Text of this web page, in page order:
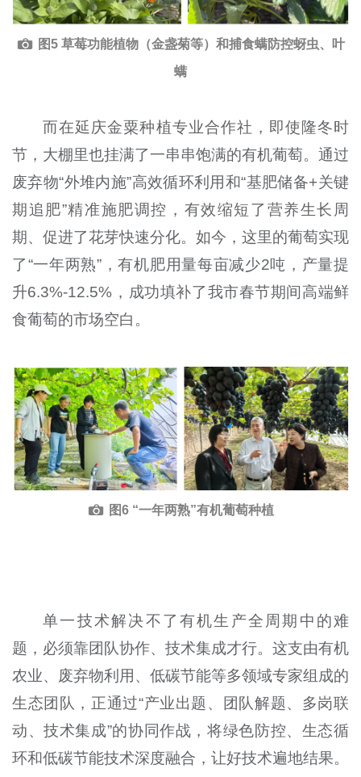
图5 草莓功能植物（金盏菊等）和捕食螨防控蚜虫、叶
螨
而在延庆金粟种植专业合作社，即使隆冬时
节，大棚里也挂满了一串串饱满的有机葡萄。通过
废弃物“外堆内施”高效循环利用和“基肥储备+关键
期追肥”精准施肥调控，有效缩短了营养生长周
期、促进了花芽快速分化。如今，这里的葡萄实现
了“一年两熟”，有机肥用量每亩减少2吨，产量提
升6.3%-12.5%，成功填补了我市春节期间高端鲜
食葡萄的市场空白。
图6 “一年两熟”有机葡萄种植
单一技术解决不了有机生产全周期中的难
题，必须靠团队协作、技术集成才行。这支由有机
农业、废弃物利用、低碳节能等多领域专家组成的
生态团队，正通过“产业出题、团队解题、多岗联
动、技术集成”的协同作战，将绿色防控、生态循
环和低碳节能技术深度融合，让好技术遍地结果。